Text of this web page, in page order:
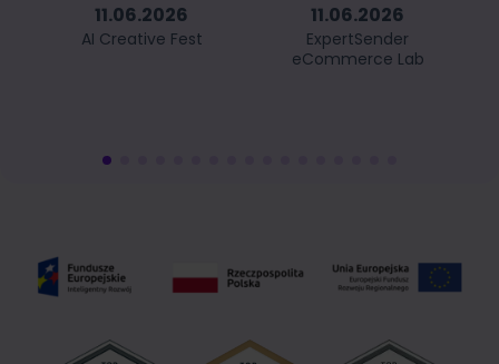
11.06.2026
AI Creative Fest
11.06.2026
ExpertSender
eCommerce Lab